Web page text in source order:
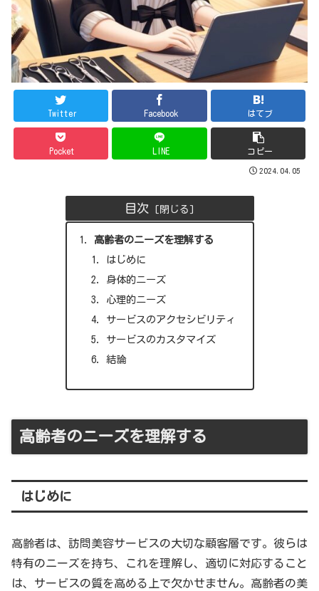
Twitter Facebook はてブ
Pocket LINE コピー
2024.04.05
目次
高齢者のニーズを理解する
はじめに
身体的ニーズ
心理的ニーズ
サービスのアクセシビリティ
サービスのカスタマイズ
結論
高齢者のニーズを理解する
はじめに
高齢者は、訪問美容サービスの大切な顧客層です。彼らは
特有のニーズを持ち、これを理解し、適切に対応すること
は、サービスの質を高める上で欠かせません。高齢者の美